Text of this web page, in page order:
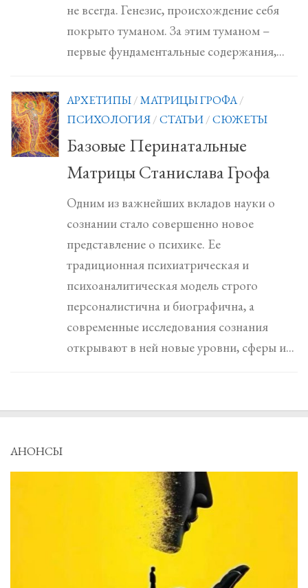
не всегда. Генезис, происхождение себя
покрыто туманом. За этим туманом –
первые фундаментальные содержания,...
АРХЕТИПЫ/МАТРИЦЫ ГРОФА/
ПСИХОЛОГИЯ/СТАТЬИ/СЮЖЕТЫ
Базовые Перинатальные
Матрицы Станислава Грофа
Одним из важнейших вкладов науки о
сознании стало совершенно новое
представление о психике. Ее
традиционная психиатрическая и
психоаналитическая модель строго
персоналистична и биографична, а
современные исследования сознания
открывают в ней новые уровни, сферы и...
АНОНСЫ